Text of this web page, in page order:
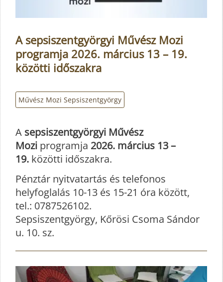
A sepsiszentgyörgyi Művész Mozi
programja 2026. március 13 – 19.
közötti időszakra
Művész Mozi Sepsiszentgyörgy
A sepsiszentgyörgyi Művész
Mozi programja 2026. március 13 –
19. közötti időszakra.
Pénztár nyitvatartás és telefonos
helyfoglalás 10-13 és 15-21 óra között,
tel.: 0787526102.
Sepsiszentgyörgy, Kőrösi Csoma Sándor
u. 10. sz.